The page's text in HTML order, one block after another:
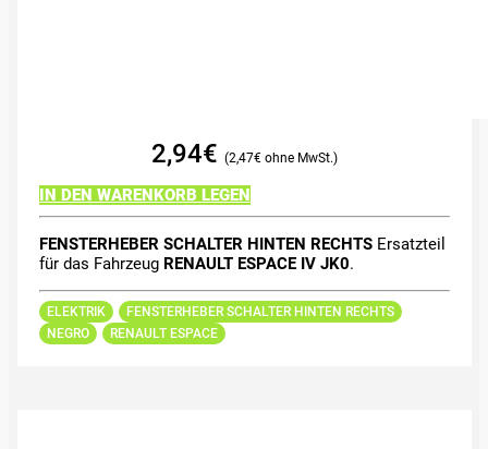
2,94€ 2,47€
IN DEN WARENKORB LEGEN
FENSTERHEBER SCHALTER HINTEN RECHTSErsatzteil
für das Fahrzeug RENAULT ESPACE IV JK0.
ELEKTRIK
FENSTERHEBER SCHALTER HINTEN RECHTS
NEGRO
RENAULT ESPACE